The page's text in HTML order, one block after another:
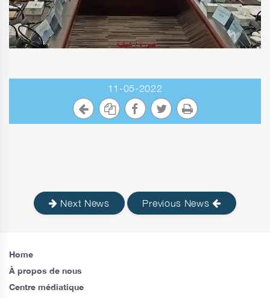
11-05-2022
Next News Previous News
Home
À propos de nous
Centre médiatique